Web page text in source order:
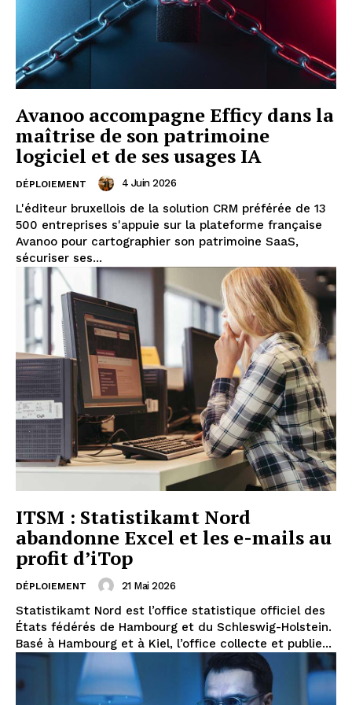
Avanoo accompagne Efficy dans la
maîtrise de son patrimoine
logiciel et de ses usages IA
DÉPLOIEMENT 4 Juin 2026
L'éditeur bruxellois de la solution CRM préférée de 13
500 entreprises s'appuie sur la plateforme française
Avanoo pour cartographier son patrimoine SaaS,
sécuriser ses...
ITSM : Statistikamt Nord
abandonne Excel et les e-mails au
profit d’iTop
DÉPLOIEMENT 21 Mai 2026
Statistikamt Nord est l’office statistique officiel des
États fédérés de Hambourg et du Schleswig-Holstein.
Basé à Hambourg et à Kiel, l’office collecte et publie...